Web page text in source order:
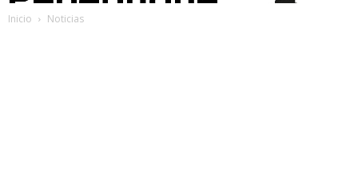
Inicio Noticias